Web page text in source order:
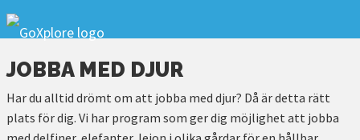
JOBBA MED DJUR
Har du alltid drömt om att jobba med djur? Då är detta rätt
plats för dig. Vi har program som ger dig möjlighet att jobba